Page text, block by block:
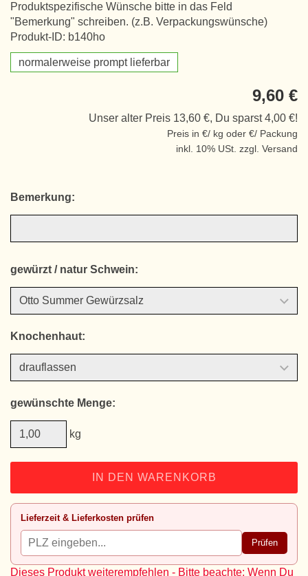
Produktspezifische Wünsche bitte in das Feld
"Bemerkung" schreiben. (z.B. Verpackungswünsche)
Produkt-ID: b140ho
normalerweise prompt lieferbar
9,60 €
Unser alter Preis 13,60 €, Du sparst 4,00 €!
Preis in €/ kg oder €/ Packung
inkl. 10% USt. zzgl. Versand
Bemerkung:
gewürzt / natur Schwein:
Knochenhaut:
gewünschte Menge:
kg
IN DEN WARENKORB
Lieferzeit & Lieferkosten prüfen
Prüfen
Dieses Produkt weiterempfehlen - Bitte beachte: Wenn Du